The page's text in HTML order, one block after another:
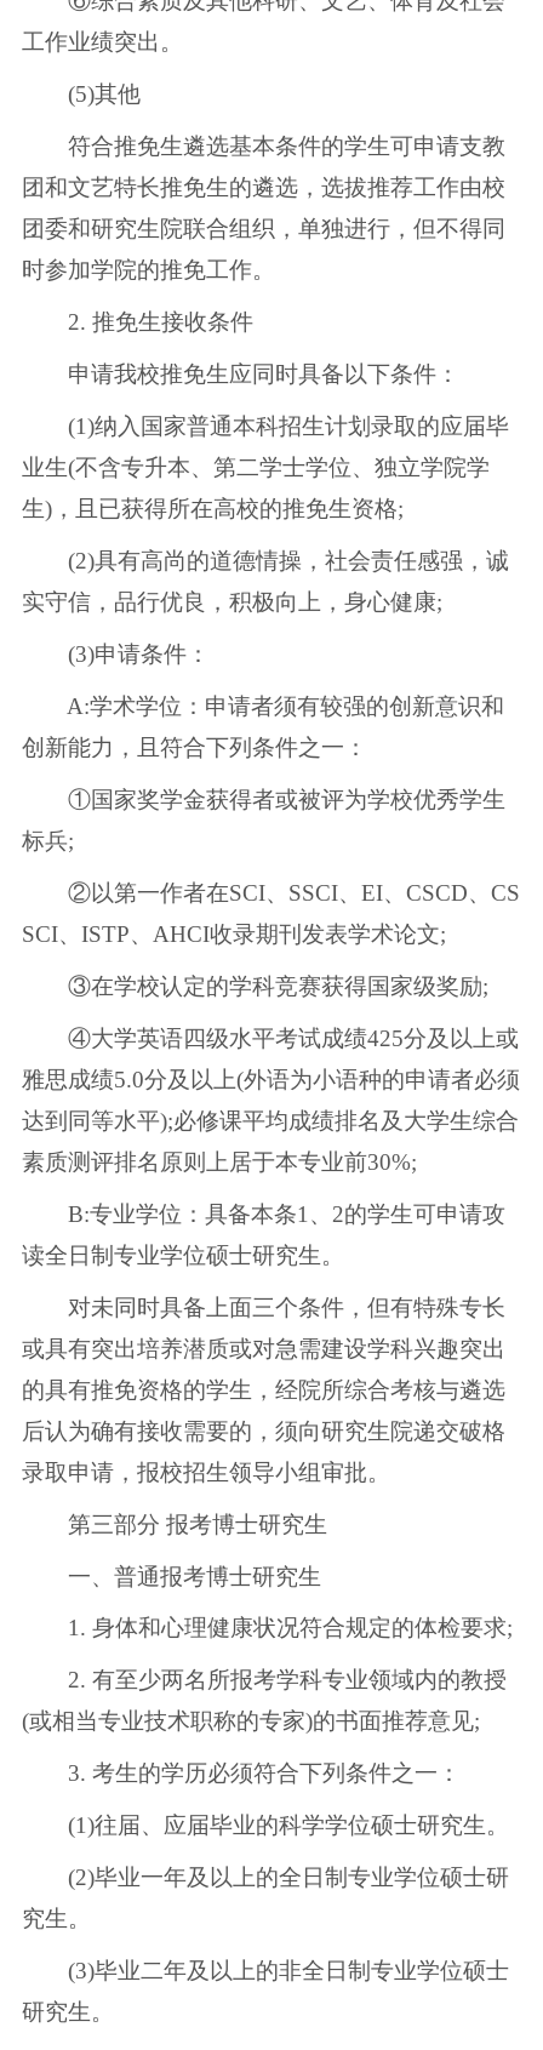
工作业绩突出。
(5)其他
符合推免生遴选基本条件的学生可申请支教
团和文艺特长推免生的遴选，选拔推荐工作由校
团委和研究生院联合组织，单独进行，但不得同
时参加学院的推免工作。
2. 推免生接收条件
申请我校推免生应同时具备以下条件：
(1)纳入国家普通本科招生计划录取的应届毕
业生(不含专升本、第二学士学位、独立学院学
生)，且已获得所在高校的推免生资格;
(2)具有高尚的道德情操，社会责任感强，诚
实守信，品行优良，积极向上，身心健康;
(3)申请条件：
A:学术学位：申请者须有较强的创新意识和
创新能力，且符合下列条件之一：
①国家奖学金获得者或被评为学校优秀学生
标兵;
②以第一作者在SCI、SSCI、EI、CSCD、CS
SCI、ISTP、AHCI收录期刊发表学术论文;
③在学校认定的学科竞赛获得国家级奖励;
④大学英语四级水平考试成绩425分及以上或
雅思成绩5.0分及以上(外语为小语种的申请者必须
达到同等水平);必修课平均成绩排名及大学生综合
素质测评排名原则上居于本专业前30%;
B:专业学位：具备本条1、2的学生可申请攻
读全日制专业学位硕士研究生。
对未同时具备上面三个条件，但有特殊专长
或具有突出培养潜质或对急需建设学科兴趣突出
的具有推免资格的学生，经院所综合考核与遴选
后认为确有接收需要的，须向研究生院递交破格
录取申请，报校招生领导小组审批。
第三部分 报考博士研究生
一、普通报考博士研究生
1. 身体和心理健康状况符合规定的体检要求;
2. 有至少两名所报考学科专业领域内的教授
(或相当专业技术职称的专家)的书面推荐意见;
3. 考生的学历必须符合下列条件之一：
(1)往届、应届毕业的科学学位硕士研究生。
(2)毕业一年及以上的全日制专业学位硕士研
究生。
(3)毕业二年及以上的非全日制专业学位硕士
研究生。